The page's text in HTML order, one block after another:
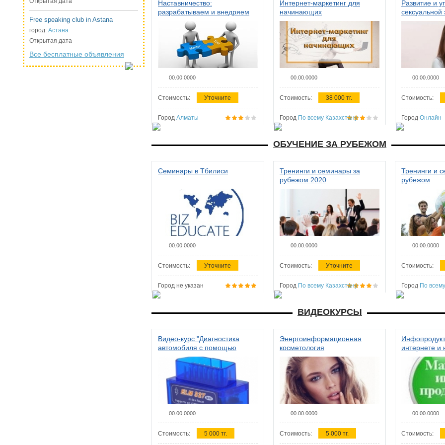
Free speaking club in Astana
город: Астана
Открытая дата
Все бесплатные объявления
Наставничество:
разрабатываем и внедряем
систему наставничества в
организации
00.00.0000
Стоимость: Уточните
Город Алматы
Интернет-маркетинг для
начинающих
00.00.0000
Стоимость: 38 000 тг.
Город По всему Казахстану
Развитие и
сексуальной
женщин
00.00.0000
Стоимость:
Город Онлайн
ОБУЧЕНИЕ ЗА РУБЕЖОМ
Семинары в Тбилиси
00.00.0000
Стоимость: Уточните
Город не указан
Тренинги и семинары за
рубежом 2020
00.00.0000
Стоимость: Уточните
Город По всему Казахстану
Тренинги и
рубежом
00.00.0000
Стоимость:
Город По
ВИДЕОКУРСЫ
Видео-курс "Диагностика
автомобиля с помощью
сканера ELM 327"
00.00.0000
Стоимость: 5 000 тг.
Энергоинформационная
косметология
00.00.0000
Стоимость: 5 000 тг.
интернете и
00.00.0000
Стоимость: